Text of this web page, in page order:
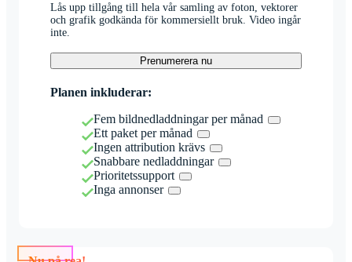
Lås upp tillgång till hela vår samling av foton, vektorer
och grafik godkända för kommersiellt bruk. Video ingår
inte.
Prenumerera nu
Planen inkluderar:
Fem bildnedladdningar per månad
Ett paket per månad
Ingen attribution krävs
Snabbare nedladdningar
Prioritetssupport
Inga annonser
Nu på rea!